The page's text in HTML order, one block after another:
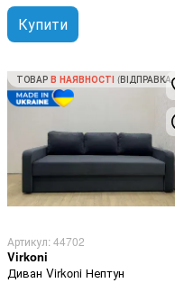
Купити
ТОВАР В НАЯВНОСТІ (ВІДПРАВКА ЗА 1 ДЕНЬ)
Артикул: 44702
Virkoni
Диван Virkoni Нептун